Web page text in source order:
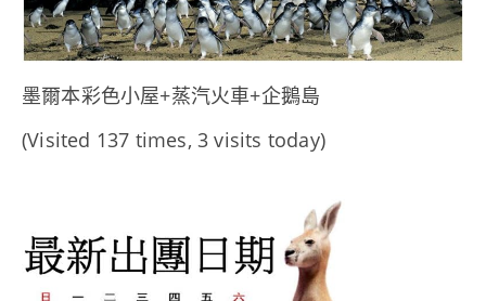
墨爾本彩色小屋+蒸汽火車+企鵝島
(Visited 137 times, 3 visits today)